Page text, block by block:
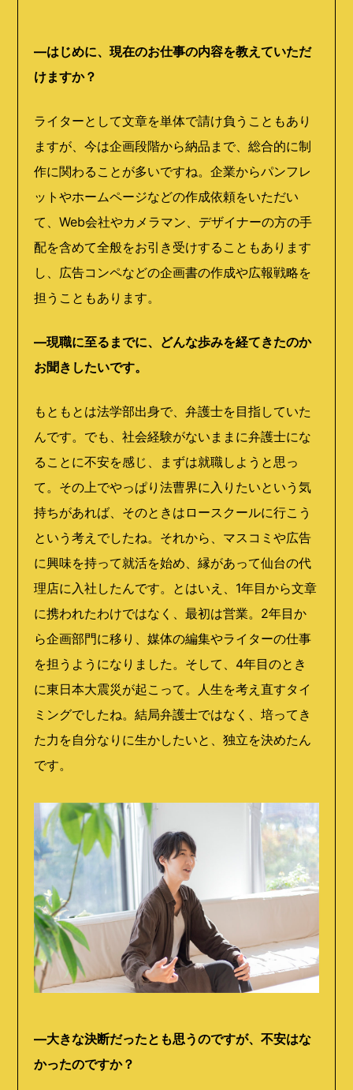
―はじめに、現在のお仕事の内容を教えていただ
けますか？
ライターとして文章を単体で請け負うこともあり
ますが、今は企画段階から納品まで、総合的に制
作に関わることが多いですね。企業からパンフレ
ットやホームページなどの作成依頼をいただい
て、Web会社やカメラマン、デザイナーの方の手
配を含めて全般をお引き受けすることもあります
し、広告コンペなどの企画書の作成や広報戦略を
担うこともあります。
―現職に至るまでに、どんな歩みを経てきたのか
お聞きしたいです。
もともとは法学部出身で、弁護士を目指していた
んです。でも、社会経験がないままに弁護士にな
ることに不安を感じ、まずは就職しようと思っ
て。その上でやっぱり法曹界に入りたいという気
持ちがあれば、そのときはロースクールに行こう
という考えでしたね。それから、マスコミや広告
に興味を持って就活を始め、縁があって仙台の代
理店に入社したんです。とはいえ、 1年目から文章
に携われたわけではなく、最初は営業。 2年目か
ら企画部門に移り、媒体の編集やライターの仕事
を担うようになりました。そして、 4年目のとき
に東日本大震災が起こって。人生を考え直すタイ
ミングでしたね。結局弁護士ではなく、培ってき
た力を自分なりに生かしたいと、独立を決めたん
です。
―大きな決断だったとも思うのですが、不安はな
かったのですか？